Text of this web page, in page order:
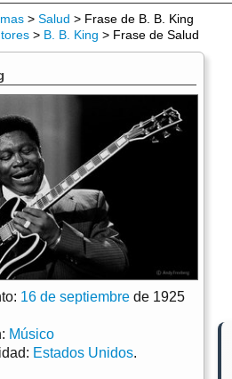
> Salud > Frase de B. B. King
> B. B. King > Frase de Salud
16 de septiembre de 1925
Músico
Estados Unidos.